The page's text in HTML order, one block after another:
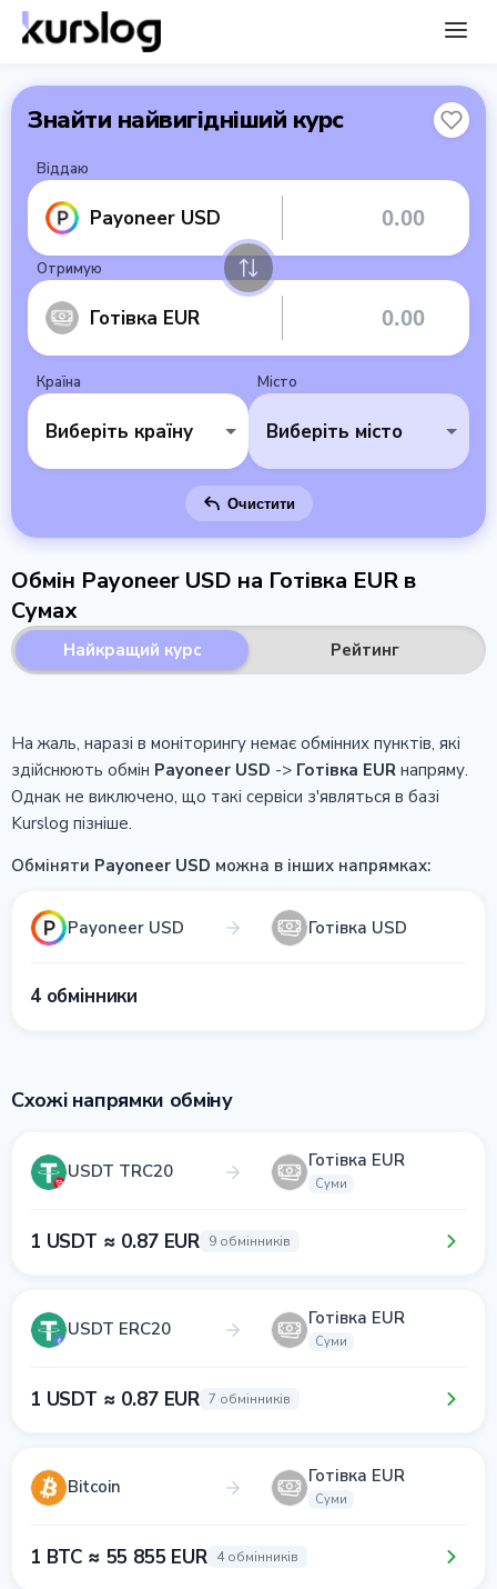
Знайти найвигідніший курс
Віддаю
Payoneer USD
Отримую
Готівка EUR
Країна
Виберіть країну
Місто
Виберіть місто
Очистити
Обмін Payoneer USD на Готівка EUR в
Сумах
Найкращий курс Рейтинг
На жаль, наразі в моніторингу немає обмінних пунктів, які
здійснюють обмін Payoneer USD -> Готівка EUR напряму.
Однак не виключено, що такі сервіси з'являться в базі
Kurslog пізніше.
Обміняти Payoneer USD можна в інших напрямках:
Payoneer USD Готівка USD
4 обмінники
Схожі напрямки обміну
USDT TRC20 Готівка EUR
Суми
1 USDT ≈ 0.87 EUR 9 обмінників
USDT ERC20 Готівка EUR
Суми
1 USDT ≈ 0.87 EUR 7 обмінників
Bitcoin Готівка EUR
Суми
1 BTC ≈ 55 855 EUR 4 обмінників